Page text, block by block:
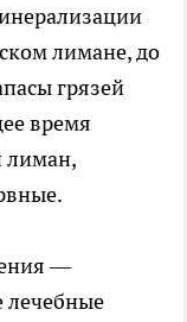
лимане, до
грязей
время
лиман,
—
лечебные